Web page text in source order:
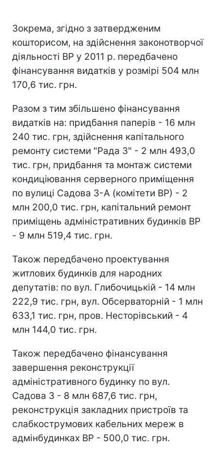
Зокрема, згідно з затвердженим
кошторисом, на здійснення законотворчої
діяльності ВР у 2011 р. передбачено
фінансування видатків у розмірі 504 млн
170,6 тис. грн.
Разом з тим збільшено фінансування
видатків на: придбання паперів - 16 млн
240 тис. грн, здійснення капітального
ремонту системи "Рада 3" - 2 млн 493,0
тис. грн, придбання та монтаж системи
кондиціювання серверного приміщення
по вулиці Садова 3-А (комітети ВР) - 2
млн 200,0 тис. грн, капітальний ремонт
приміщень адміністративних будинків ВР
- 9 млн 519,4 тис. грн.
Також передбачено проектування
житлових будинків для народних
депутатів: по вул. Глибочицькій - 14 млн
222,9 тис. грн, вул. Обсерваторній - 1 млн
633,1 тис. грн, пров. Несторівський - 4
млн 144,0 тис. грн.
Також передбачено фінансування
завершення реконструкції
адміністративного будинку по вул.
Садова 3 - 8 млн 687,6 тис. грн,
реконструкція закладних пристроїв та
слабкострумових кабельних мереж в
адмінбудинках ВР - 500,0 тис. грн.